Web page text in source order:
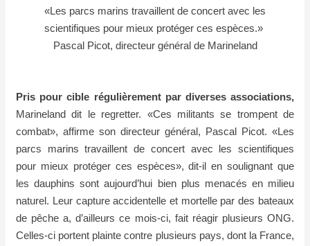
«Les parcs marins travaillent de concert avec les
scientifiques pour mieux protéger ces espèces.»
Pascal Picot, directeur général de Marineland
Pris pour cible régulièrement par diverses associations,
Marineland dit le regretter. «Ces militants se trompent de
combat», affirme son directeur général, Pascal Picot. «Les
parcs marins travaillent de concert avec les scientifiques
pour mieux protéger ces espèces», dit-il en soulignant que
les dauphins sont aujourd’hui bien plus menacés en milieu
naturel. Leur capture accidentelle et mortelle par des bateaux
de pêche a, d’ailleurs ce mois-ci, fait réagir plusieurs ONG.
Celles-ci portent plainte contre plusieurs pays, dont la France,